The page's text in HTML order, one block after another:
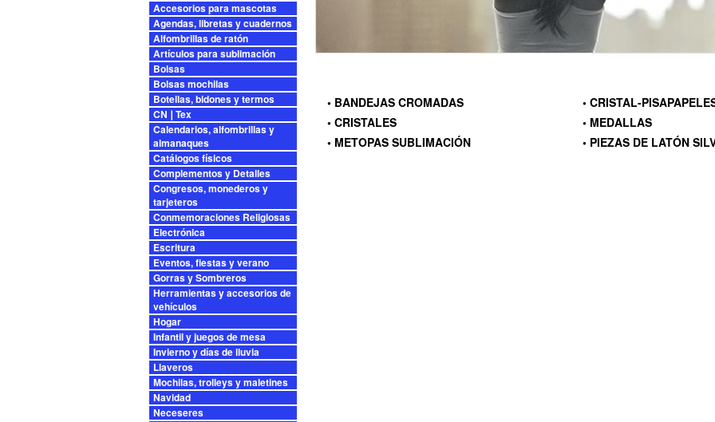
Accesorios para mascotas
Agendas, libretas y cuadernos
Alfombrillas de ratón
Artículos para sublimación
Bolsas
Bolsas mochilas
Botellas, bidones y termos
CN❘Tex
Calendarios, alfombrillas y
almanaques
Catálogos físicos
Complementos y Detalles
Congresos, monederos y
tarjeteros
Conmemoraciones Religiosas
Electrónica
Escritura
Eventos, fiestas y verano
Gorras y Sombreros
Herramientas y accesorios de
vehículos
Hogar
Infantil y juegos de mesa
Invierno y días de lluvia
Llaveros
Mochilas, trolleys y maletines
Navidad
Neceseres
• BANDEJAS CROMADAS
• CRISTAL-
• CRISTALES
• MEDALLAS
• METOPAS SUBLIMACIÓN
• PIEZAS DE LATÓN